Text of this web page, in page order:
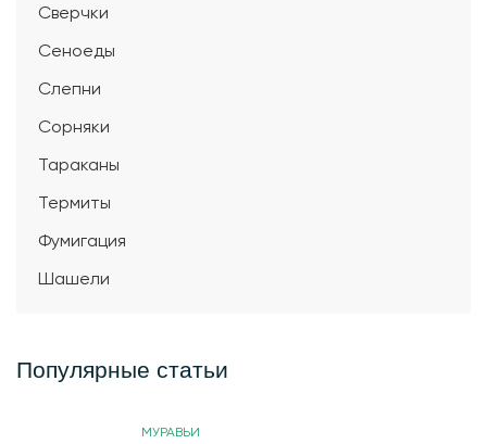
Сверчки
Сеноеды
Слепни
Сорняки
Тараканы
Термиты
Фумигация
Шашели
Популярные статьи
МУРАВЬИ